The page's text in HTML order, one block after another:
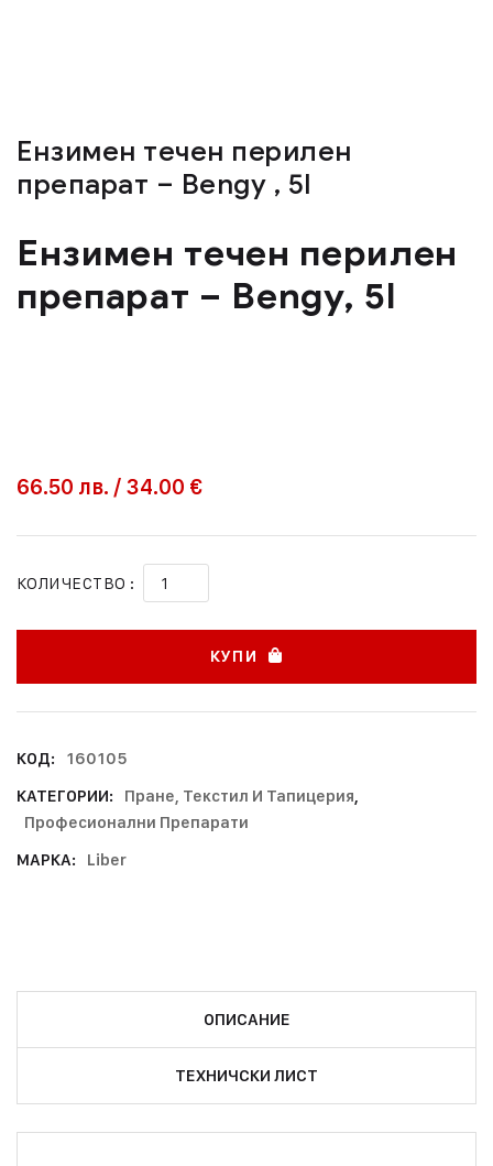
Eнзимен течен перилен
препарат – Bengy , 5l
Eнзимен течен перилен
препарат – Bengy, 5l
66.50 лв. / 34.00 €
КОЛИЧЕСТВО :
КУПИ
КОД:
160105
КАТЕГОРИИ:
Пране, Текстил И Тапицерия,
Професионални Препарати
МАРКА:
Liber
ОПИСАНИЕ
ТЕХНИЧСКИ ЛИСТ